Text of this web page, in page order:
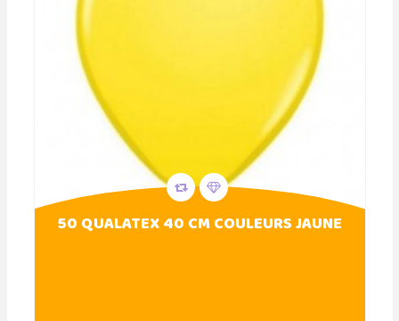
50 QUALATEX 40 CM COULEURS JAUNE